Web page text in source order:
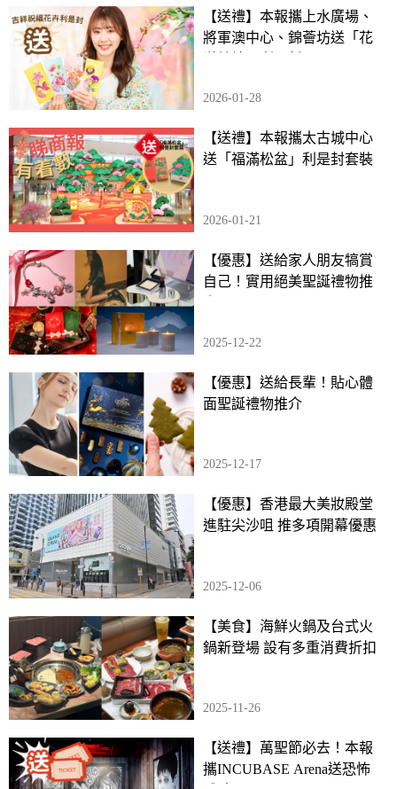
【送禮】本報攜上水廣場、
將軍澳中心、錦薈坊送「花
2026-01-28
【送禮】本報攜太古城中心
送「福滿松盆」利是封套裝
2026-01-21
【優惠】送給家人朋友犒賞
自己！實用絕美聖誕禮物推
2025-12-22
【優惠】送給長輩！貼心體
面聖誕禮物推介
2025-12-17
【優惠】香港最大美妝殿堂
進駐尖沙咀 推多項開幕優惠
2025-12-06
【美食】海鮮火鍋及台式火
鍋新登場 設有多重消費折扣
2025-11-26
【送禮】萬聖節必去！本報
攜INCUBASE Arena送恐怖